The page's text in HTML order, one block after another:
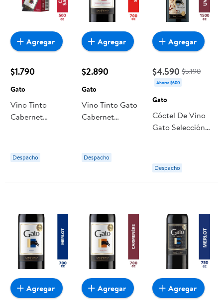
$1.790
Gato
Vino Tinto
Cabernet
Gato
Despacho
Agregar
$2.890
Gato
Vino Tinto Gato
Cabernet
Despacho
Agregar
$4.590 $5.190
Ahorra $600
Gato
Cóctel De Vino
Gato Selección
Despacho
Agregar
Agregar Agregar Agregar